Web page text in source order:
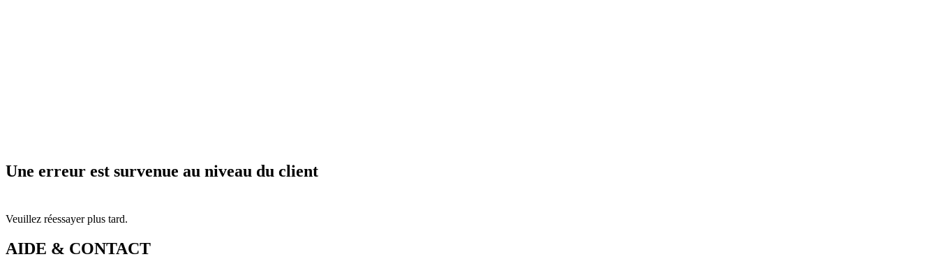
Une erreur est survenue au niveau du client
Veuillez réessayer plus tard.
AIDE & CONTACT